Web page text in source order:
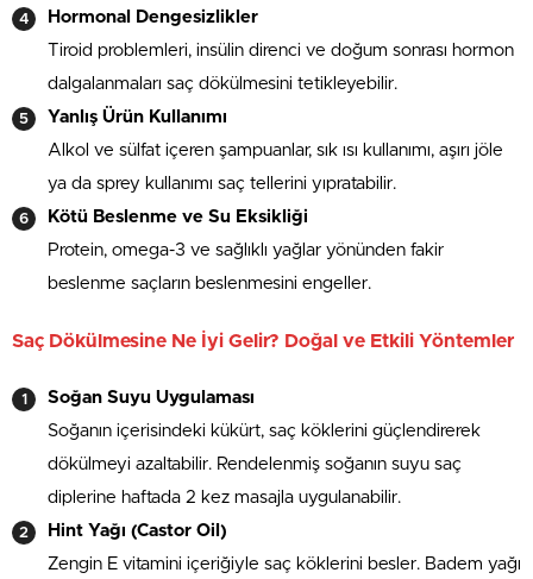
Hormonal Dengesizlikler
Tiroid problemleri, insülin direnci ve doğum sonrası hormon
dalgalanmaları saç dökülmesini tetikleyebilir.
Yanlış Ürün Kullanımı
Alkol ve sülfat içeren şampuanlar, sık ısı kullanımı, aşırı jöle
ya da sprey kullanımı saç tellerini yıpratabilir.
Kötü Beslenme ve Su Eksikliği
Protein, omega-3 ve sağlıklı yağlar yönünden fakir
beslenme saçların beslenmesini engeller.
Saç Dökülmesine Ne İyi Gelir? Doğal ve Etkili Yöntemler
Soğan Suyu Uygulaması
Soğanın içerisindeki kükürt, saç köklerini güçlendirerek
dökülmeyi azaltabilir. Rendelenmiş soğanın suyu saç
diplerine haftada 2 kez masajla uygulanabilir.
Hint Yağı (Castor Oil)
Zengin E vitamini içeriğiyle saç köklerini besler. Badem yağı